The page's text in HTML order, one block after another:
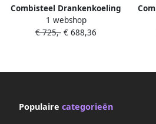
Combisteel Drankenkoeling
382L Zwart +4°C +10°C
Statisch + Ventilator
Koelkast
1 webshop
€ 725,- € 688,36
Populaire categorieën